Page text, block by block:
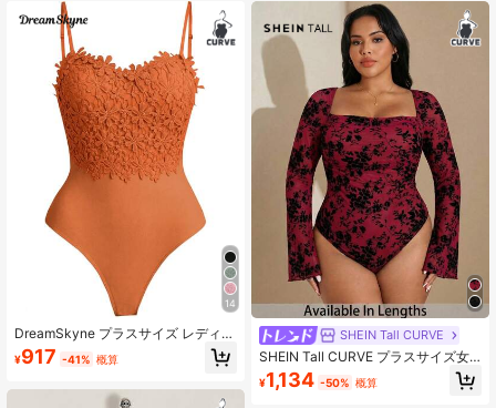
14
DreamSkyne プラスサイズ レディー
ス 切り替えレース ファッションキャ
ミソール
¥917 -41% 概算
外出用トップス、パーティートップ
ス
SHEIN Tall CURVE
SHEIN Tall CURVE プラスサイズ女
性の春、秋、冬用 ブラック フローラ
ル フロッキングプリント ラージスク
¥1,134 -50% 概算